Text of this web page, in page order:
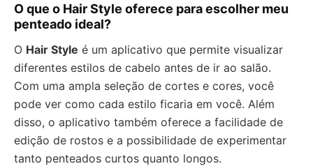
O que o Hair Style oferece para escolher meu
penteado ideal?
O Hair Style é um aplicativo que permite visualizar
diferentes estilos de cabelo antes de ir ao salão.
Com uma ampla seleção de cortes e cores, você
pode ver como cada estilo ficaria em você. Além
disso, o aplicativo também oferece a facilidade de
edição de rostos e a possibilidade de experimentar
tanto penteados curtos quanto longos.